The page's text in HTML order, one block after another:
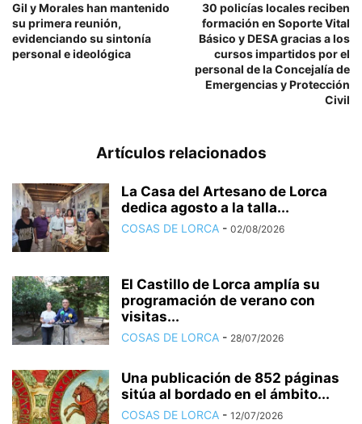
Gil y Morales han mantenido
su primera reunión,
evidenciando su sintonía
personal e ideológica
30 policías locales reciben
formación en Soporte Vital
Básico y DESA gracias a los
cursos impartidos por el
personal de la Concejalía de
Emergencias y Protección
Civil
Artículos relacionados
La Casa del Artesano de Lorca
dedica agosto a la talla...
COSAS DE LORCA - 02/08/2026
El Castillo de Lorca amplía su
programación de verano con
visitas...
COSAS DE LORCA - 28/07/2026
Una publicación de 852 páginas
sitúa al bordado en el ámbito...
COSAS DE LORCA - 12/07/2026